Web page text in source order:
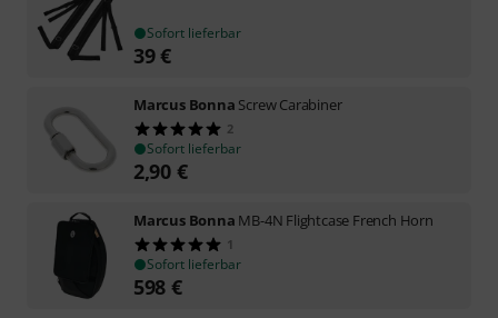
Sofort lieferbar
39€
Marcus Bonna Screw Carabiner
2
Sofort lieferbar
2,90 €
Marcus Bonna MB-4N Flightcase French Horn
1
Sofort lieferbar
598 €